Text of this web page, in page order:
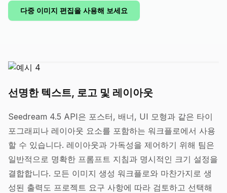
다중 이미지 편집을 사용해 보세요
선명한 텍스트, 로고 및 레이아웃
Seedream 4.5 API은 포스터, 배너, UI 모형과 같은 타이
포그래피나 레이아웃 요소를 포함하는 워크플로에서 사용
할 수 있습니다. 레이아웃과 가독성을 제어하기 위해 팀은
일반적으로 명확한 프롬프트 지침과 명시적인 크기 설정을
결합합니다. 모든 이미지 생성 워크플로와 마찬가지로 생
성된 출력도 프로젝트 요구 사항에 따라 검토하고 선택해